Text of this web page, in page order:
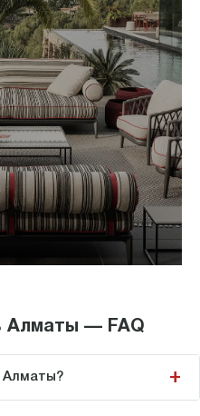
Алматы — FAQ
Алматы?